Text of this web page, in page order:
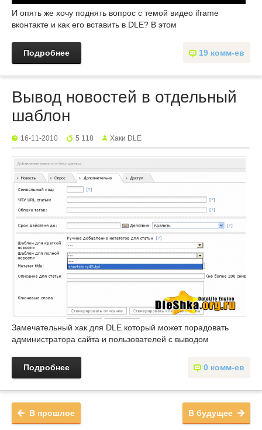
И опять же хочу поднять вопрос с темой видео iframe
вконтакте и как его вставить в DLE? В этом
19 комм-ев
Подробнее
Вывод новостей в отдельный
шаблон
16-11-2010 5 118 Хаки DLE
Замечательный хак для DLE который может порадовать
администратора сайта и пользователей с выводом
0 комм-ев
Подробнее
В будущее
В прошлое